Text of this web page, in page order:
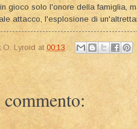
gioco solo l'onore della famiglia,
attacco, l'esplosione di
O. Lyroid at 00:13